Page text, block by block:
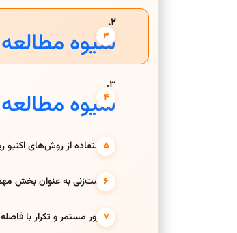
2.
شیوه مطالعه
3.
شیوه مطالعه
4. استفاده از روش‌های اکتیو ریکال برای همه سطوح
5. تست‌زنی به عنوان بخش مهمی از مطالعه
6. مرور مستمر و تکرار با فاصله